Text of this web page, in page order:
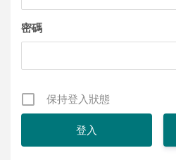
密碼
保持登入狀態